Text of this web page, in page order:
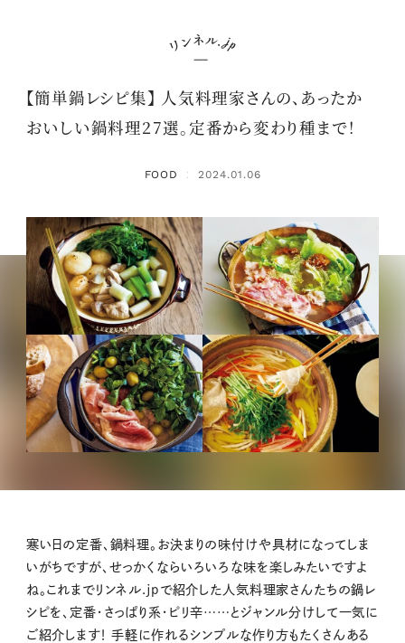
【簡単鍋レシピ集】 人気料理家さんの、あったか
おいしい鍋料理27選。定番から変わり種まで！
FOOD ： 2024.01.06
寒い日の定番、鍋料理。お決まりの味付けや具材になってしま
いがちですが、せっかくならいろいろな味を楽しみたいですよ
ね。これまでリンネル.jpで紹介した人気料理家さんたちの鍋レ
シピを、定番・さっぱり系・ピリ辛……とジャンル分けして一気に
ご紹介します！ 手軽に作れるシンプルな作り方もたくさんある